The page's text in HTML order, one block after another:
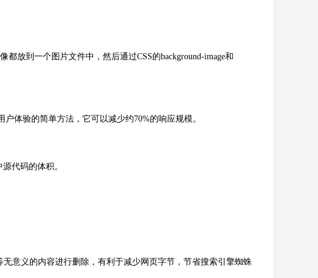
放到一个图片文件中，然后通过CSS的background-image和
体验的简单方法，它可以减少约70%的响应规模。
代码的体积。
意义的内容进行删除，有利于减少网页字节，节省搜索引擎蜘蛛